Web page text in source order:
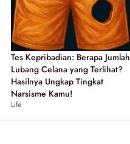
Tes Kepribadian: Berapa Jumlah
Lubang Celana yang Terlihat?
Hasilnya Ungkap Tingkat
Narsisme Kamu!
Life